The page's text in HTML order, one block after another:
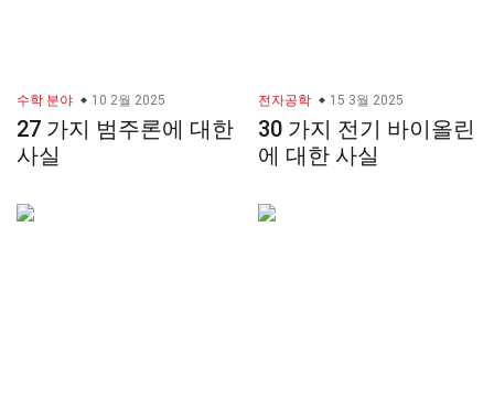
수학 분야 10 2월 2025
27 가지 범주론에 대한
사실
전자공학 15 3월 2025
30 가지 전기 바이올린
에 대한 사실